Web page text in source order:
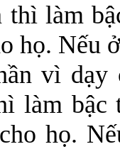
thì làm
họ. Nếu
vì dạy
làm
họ.